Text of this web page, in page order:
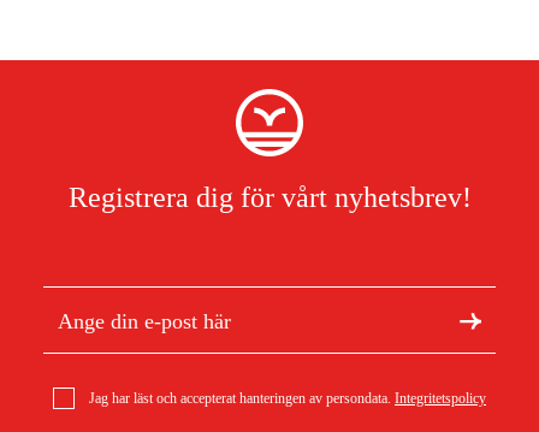
Registrera dig för vårt nyhetsbrev!
Jag har läst och accepterat hanteringen av persondata. Integritetspolicy